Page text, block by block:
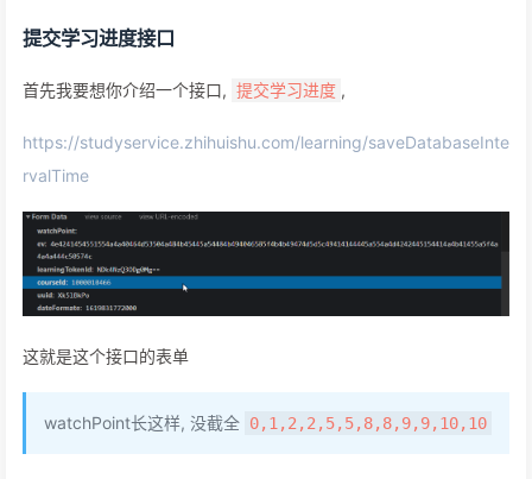
提交学习进度接口
首先我要想你介绍一个接口, 提交学习进度 ,
https://studyservice.zhihuishu.com/learning/saveDatabaseInte
rvalTime
这就是这个接口的表单
watchPoint长这样, 没截全 0,1,2,2,5,5,8,8,9,9,10,10